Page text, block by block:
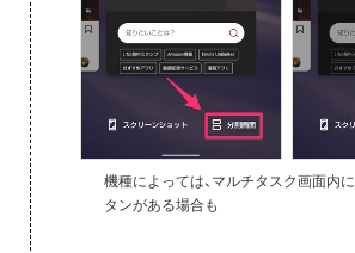
機種によっては、マルチタスク画面内に
タンがある場合も